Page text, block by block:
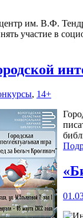
им. В.Ф.
участие в
, 14+